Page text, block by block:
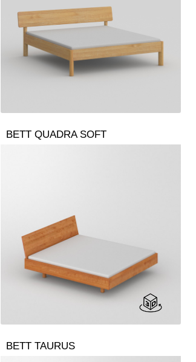
BETT QUADRA SOFT
BETT TAURUS